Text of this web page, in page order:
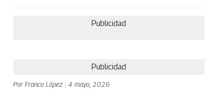
Publicidad
Publicidad
PorFranco López 4 mayo, 2026